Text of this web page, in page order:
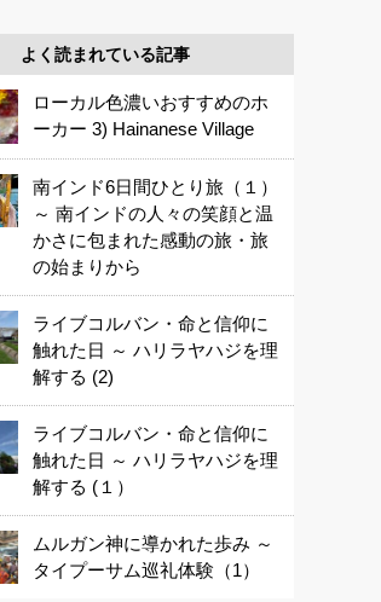
よく読まれている記事
ローカル色濃いおすすめのホ
ーカー 3) Hainanese Village
南インド6日間ひとり旅（１）
～ 南インドの人々の笑顔と温
かさに包まれた感動の旅・旅
の始まりから
ライブコルバン・命と信仰に
触れた日 ～ ハリラヤハジを理
解する (2)
ライブコルバン・命と信仰に
触れた日 ～ ハリラヤハジを理
解する (１）
ムルガン神に導かれた歩み ～
タイプーサム巡礼体験（1）